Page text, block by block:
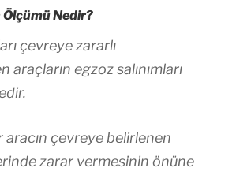
Nedir?
çevreye zararlı
araçların egzoz salınımları
çevreye belirlenen
zarar vermesinin önüne